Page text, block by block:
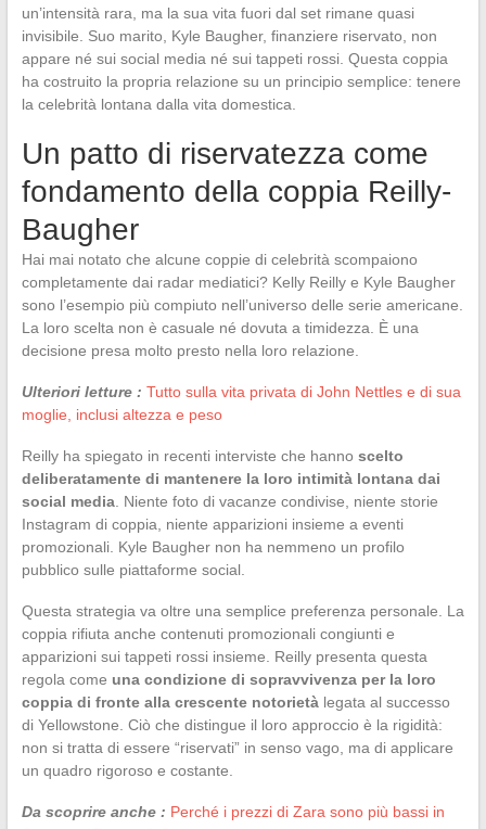
un’intensità rara, ma la sua vita fuori dal set rimane quasi
invisibile. Suo marito, Kyle Baugher, finanziere riservato, non
appare né sui social media né sui tappeti rossi. Questa coppia
ha costruito la propria relazione su un principio semplice: tenere
la celebrità lontana dalla vita domestica.
Un patto di riservatezza come
fondamento della coppia Reilly-
Baugher
Hai mai notato che alcune coppie di celebrità scompaiono
completamente dai radar mediatici? Kelly Reilly e Kyle Baugher
sono l’esempio più compiuto nell’universo delle serie americane.
La loro scelta non è casuale né dovuta a timidezza. È una
decisione presa molto presto nella loro relazione.
Ulteriori letture : Tutto sulla vita privata di John Nettles e di sua
moglie, inclusi altezza e peso
Reilly ha spiegato in recenti interviste che hanno scelto
deliberatamente di mantenere la loro intimità lontana dai
social media. Niente foto di vacanze condivise, niente storie
Instagram di coppia, niente apparizioni insieme a eventi
promozionali. Kyle Baugher non ha nemmeno un profilo
pubblico sulle piattaforme social.
Questa strategia va oltre una semplice preferenza personale. La
coppia rifiuta anche contenuti promozionali congiunti e
apparizioni sui tappeti rossi insieme. Reilly presenta questa
regola come una condizione di sopravvivenza per la loro
coppia di fronte alla crescente notorietàlegata al successo
di Yellowstone. Ciò che distingue il loro approccio è la rigidità:
non si tratta di essere “riservati” in senso vago, ma di applicare
un quadro rigoroso e costante.
Da scoprire anche : Perché i prezzi di Zara sono più bassi in